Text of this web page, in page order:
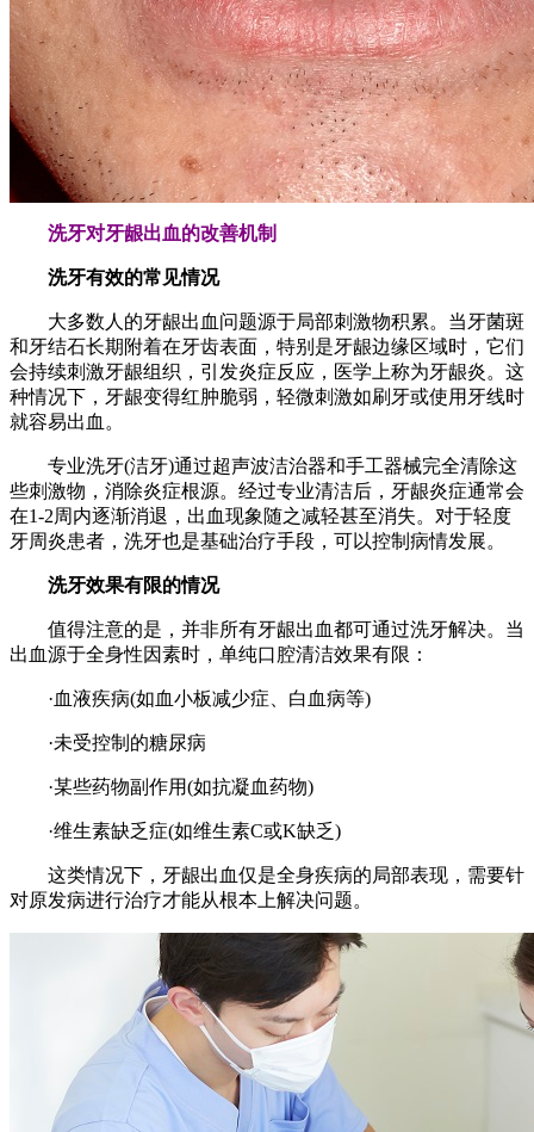
洗牙对牙龈出血的改善机制
洗牙有效的常见情况
大多数人的牙龈出血问题源于局部刺激物积累。当牙菌斑
和牙结石长期附着在牙齿表面，特别是牙龈边缘区域时，它们
会持续刺激牙龈组织，引发炎症反应，医学上称为牙龈炎。这
种情况下，牙龈变得红肿脆弱，轻微刺激如刷牙或使用牙线时
就容易出血。
专业洗牙(洁牙)通过超声波洁治器和手工器械完全清除这
些刺激物，消除炎症根源。经过专业清洁后，牙龈炎症通常会
在1-2周内逐渐消退，出血现象随之减轻甚至消失。对于轻度
牙周炎患者，洗牙也是基础治疗手段，可以控制病情发展。
洗牙效果有限的情况
值得注意的是，并非所有牙龈出血都可通过洗牙解决。当
出血源于全身性因素时，单纯口腔清洁效果有限：
·血液疾病(如血小板减少症、白血病等)
·未受控制的糖尿病
·某些药物副作用(如抗凝血药物)
·维生素缺乏症(如维生素C或K缺乏)
这类情况下，牙龈出血仅是全身疾病的局部表现，需要针
对原发病进行治疗才能从根本上解决问题。